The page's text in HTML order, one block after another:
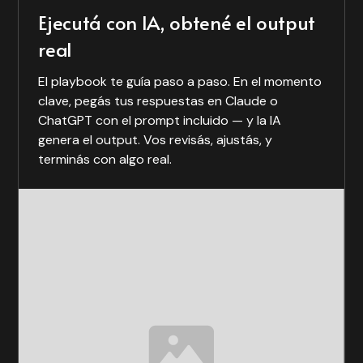
Ejecutá con IA, obtené el output
real
El playbook te guía paso a paso. En el momento
clave, pegás tus respuestas en Claude o
ChatGPT con el prompt incluido — y la IA
genera el output. Vos revisás, ajustás, y
terminás con algo real.